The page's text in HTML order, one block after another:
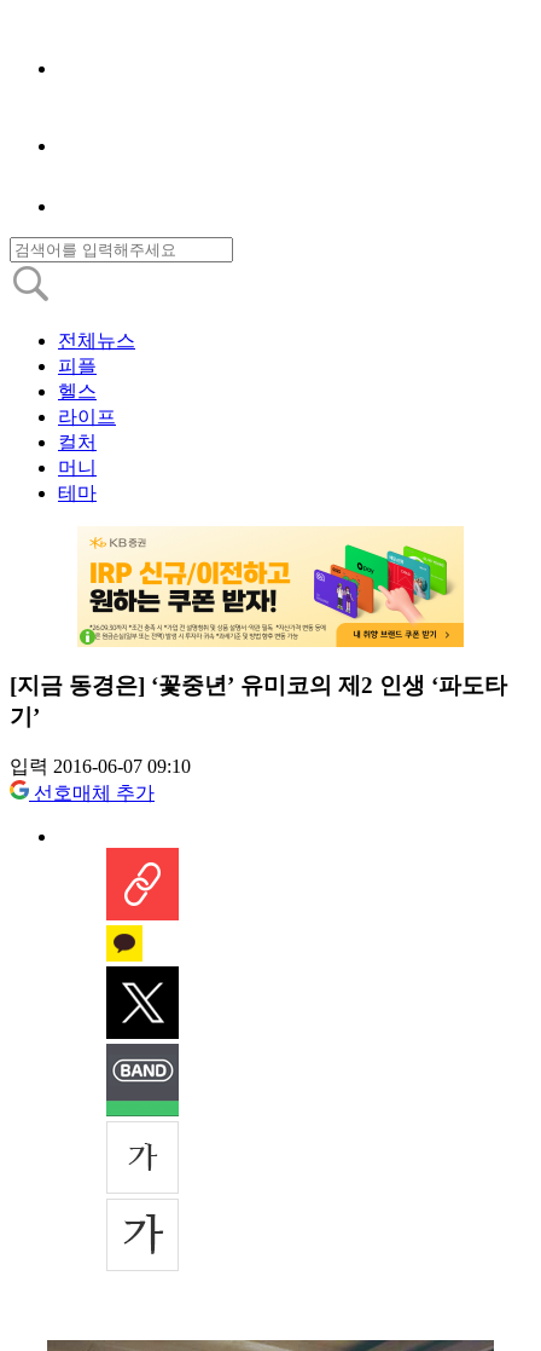
전체뉴스
피플
헬스
라이프
컬처
머니
테마
[지금 동경은] ‘꽃중년’ 유미코의 제2 인생 ‘파도타
기’
입력 2016-06-07 09:10
선호매체 추가